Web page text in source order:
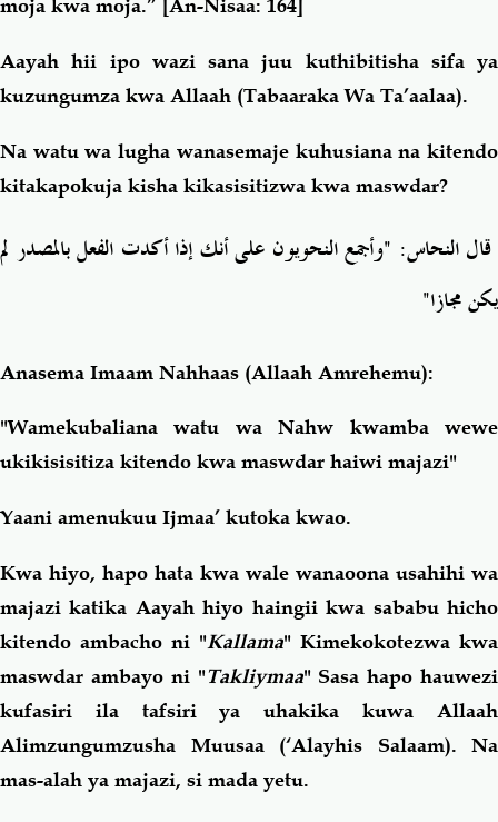
moja kwa moja.” [An-Nisaa: 164]
Aayah hii ipo wazi sana juu kuthibitisha sifa ya
kuzungumza kwa Allaah (Tabaaraka Wa Ta’aalaa).
Na watu wa lugha wanasemaje kuhusiana na kitendo
kitakapokuja kisha kikasisitizwa kwa maswdar?
ﻗﺎﻝ ﺍﻟﻨﺤﺎﺱ: "ﻭﺃﺟﻤﻊ ﺍﻟﻨﺤﻮﻳﻮﻥ ﻋﻠﻰ ﺃﻧﻚ ﺇﺫﺍ ﺃﻛﺪﺕ ﺍﻟﻔﻌﻞ ﺑﺎﻟﻤﺼﺪﺭ ﻟﻢ
ﻳﻜﻦ ﻣﺠﺎﺯﺍ"
Anasema Imaam Nahhaas (Allaah Amrehemu):
"Wamekubaliana watu wa Nahw kwamba wewe
ukikisisitiza kitendo kwa maswdar haiwi majazi"
Yaani amenukuu Ijmaa’ kutoka kwao.
Kwa hiyo, hapo hata kwa wale wanaoona usahihi wa
majazi katika Aayah hiyo haingii kwa sababu hicho
kitendo ambacho ni "Kallama" Kimekokotezwa kwa
maswdar ambayo ni "Takliymaa" Sasa hapo hauwezi
kufasiri ila tafsiri ya uhakika kuwa Allaah
Alimzungumzusha Muusaa (‘Alayhis Salaam). Na
mas-alah ya majazi, si mada yetu.